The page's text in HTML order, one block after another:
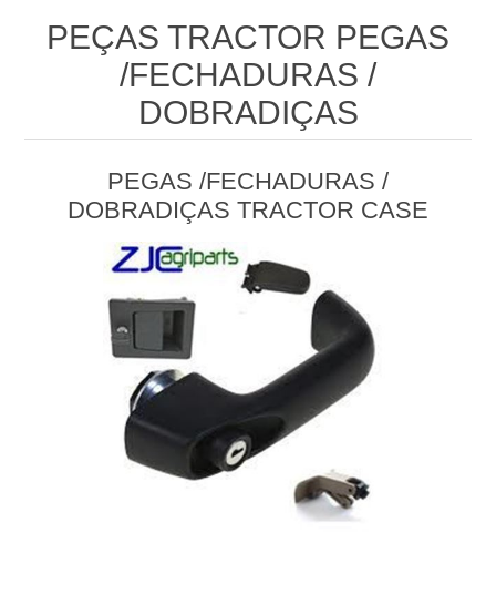
PEÇAS TRACTOR PEGAS
/FECHADURAS /
DOBRADIÇAS
PEGAS /FECHADURAS /
DOBRADIÇAS TRACTOR CASE